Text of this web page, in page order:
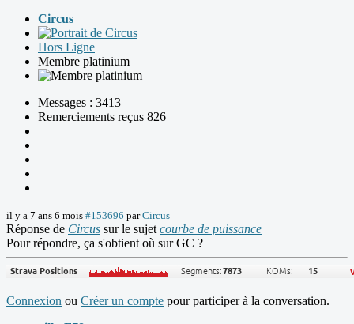
Circus
Hors Ligne
Membre platinium
Messages : 3413
Remerciements reçus 826
il y a 7 ans 6 mois #153696 parCircus
Réponse de Circus sur le sujet courbe de puissance
Pour répondre, ça s'obtient où sur GC ?
Connexion ou Créer un compte pour participer à la conversation.